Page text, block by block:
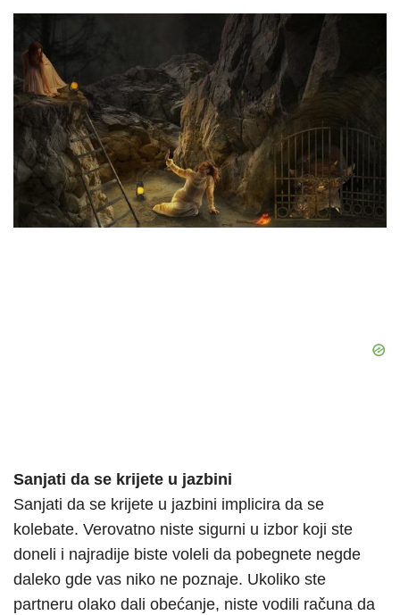
Sanjati da se krijete u jazbini
Sanjati da se krijete u jazbini implicira da se
kolebate. Verovatno niste sigurni u izbor koji ste
doneli i najradije biste voleli da pobegnete negde
daleko gde vas niko ne poznaje. Ukoliko ste
partneru olako dali obećanje, niste vodili računa da